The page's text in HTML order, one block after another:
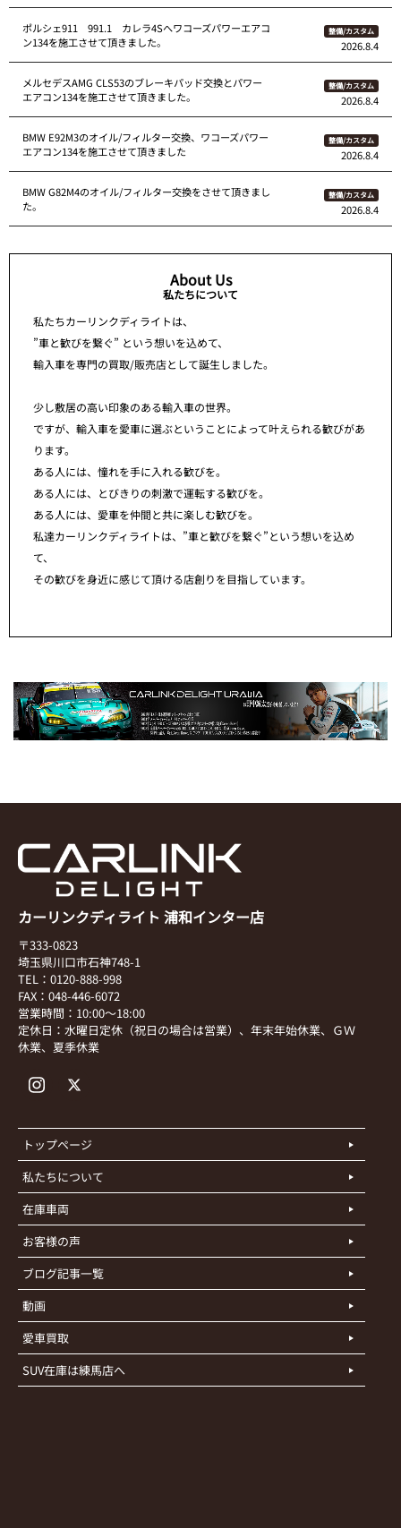
ポルシェ911 991.1 カレラ4Sへワコーズパワーエアコ
ン134を施工させて頂きました。
整備/カスタム
2026.8.4
メルセデスAMG CLS53のブレーキパッド交換とパワー
エアコン134を施工させて頂きました。
整備/カスタム
2026.8.4
BMW E92M3のオイル/フィルター交換、ワコーズパワー
エアコン134を施工させて頂きました
整備/カスタム
2026.8.4
BMW G82M4のオイル/フィルター交換をさせて頂きまし
た。
整備/カスタム
2026.8.4
About Us
私たちについて
私たちカーリンクディライトは、
”車と歓びを繋ぐ” という想いを込めて、
輸入車を専門の買取/販売店として誕生しました。
少し敷居の高い印象のある輸入車の世界。
ですが、輸入車を愛車に選ぶということによって叶えられる歓びがあ
ります。
ある人には、憧れを手に入れる歓びを。
ある人には、とびきりの刺激で運転する歓びを。
ある人には、愛車を仲間と共に楽しむ歓びを。
私達カーリンクディライトは、”車と歓びを繋ぐ”という想いを込め
て、
その歓びを身近に感じて頂ける店創りを目指しています。
カーリンクディライト 浦和インター店
〒333-0823
埼玉県川口市石神748-1
TEL：0120-888-998
FAX：048-446-6072
営業時間：10:00～18:00
定休日：水曜日定休（祝日の場合は営業）、年末年始休業、ＧＷ
休業、夏季休業
トップページ
私たちについて
在庫車両
お客様の声
ブログ記事一覧
動画
愛車買取
SUV在庫は練馬店へ